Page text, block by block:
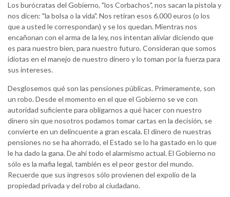
Los burócratas del Gobierno, "los Corbachos", nos sacan la pistola y
nos dicen: "la bolsa o la vida". Nos retiran esos 6.000 euros (o los
que a usted le correspondan) y se los quedan. Mientras nos
encañonan con el arma de la ley, nos intentan aliviar diciendo que
es para nuestro bien, para nuestro futuro. Consideran que somos
idiotas en el manejo de nuestro dinero y lo toman por la fuerza para
sus intereses.
Desglosemos qué son las pensiones públicas. Primeramente, son
un robo. Desde el momento en el que el Gobierno se ve con
autoridad suficiente para obligarnos a qué hacer con nuestro
dinero sin que nosotros podamos tomar cartas en la decisión, se
convierte en un delincuente a gran escala. El dinero de nuestras
pensiones no se ha ahorrado, el Estado se lo ha gastado en lo que
le ha dado la gana. De ahí todo el alarmismo actual. El Gobierno no
sólo es la mafia legal, también es el peor gestor del mundo.
Recuerde que sus ingresos sólo provienen del expolio de la
propiedad privada y del robo al ciudadano.